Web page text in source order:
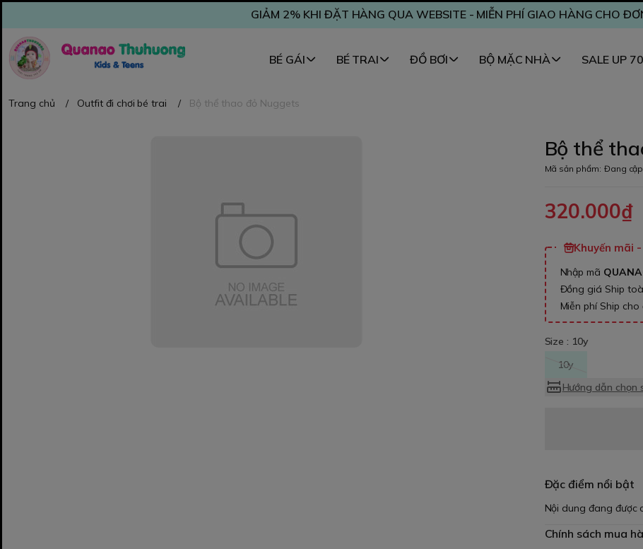
GIẢM 2% KHI ĐẶT HÀNG QUA WEBSITE - MIỄN PHÍ GIAO HÀNG CHO
BÉ GÁI BÉ TRAI ĐỒ BƠI BỘ MẶC NHÀ SALE UP
Trang chủ / Outfit đi chơi bé trai / Bộ thể thao đỏ Nuggets
Bộ thể
Mã sản phẩm: Đang
320.000₫
Khuyến mãi
Nhập mã
Đồng giá Ship
Miễn phí Ship
Size : 10y
10y
Hướng dẫn chọn
Đặc điểm nổi bật
Nội dung đang được
Chính sách mua